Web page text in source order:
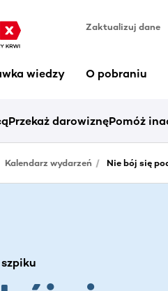
Zaktualizuj dane
wiedzy O pobraniu
Przekaż darowiznęPomóż
Kalendarz wydarzeń Nie bój się